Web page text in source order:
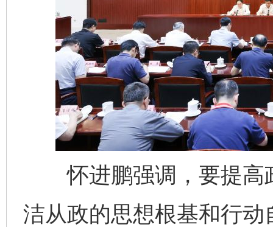
怀进鹏强调，要提高
洁从政的思想根基和行